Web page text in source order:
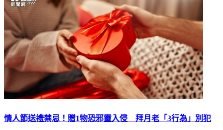
情人節送禮禁忌！贈1物恐邪靈入侵 拜月老「3行為」別犯